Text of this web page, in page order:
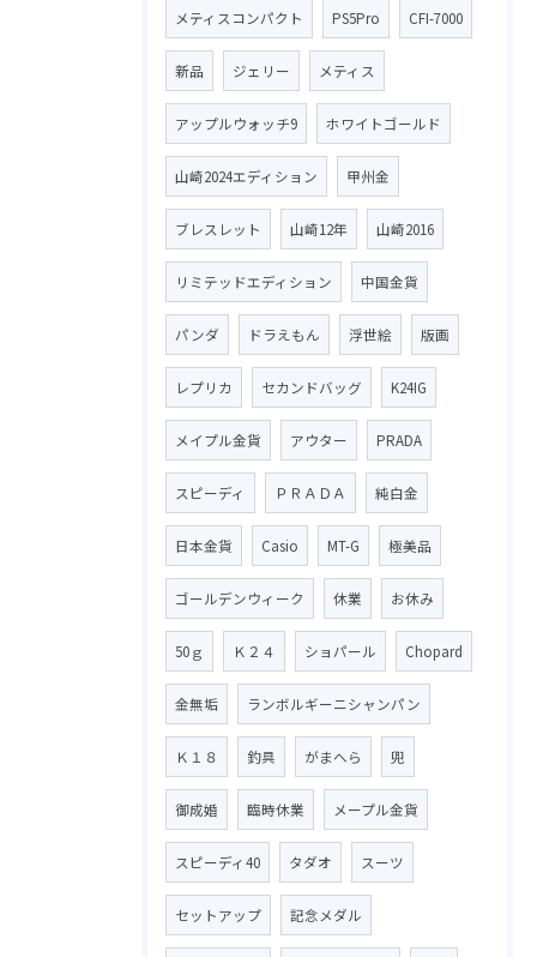
メティスコンパクト PS5Pro CFI-7000
新品 ジェリー メティス
アップルウォッチ9 ホワイトゴールド
山崎2024エディション 甲州金
ブレスレット 山崎12年 山崎2016
リミテッドエディション 中国金貨
パンダ ドラえもん 浮世絵 版画
レプリカ セカンドバッグ K24IG
メイプル金貨 アウター PRADA
スピーディ ＰＲＡＤＡ 純白金
日本金貨 Casio MT-G 極美品
ゴールデンウィーク 休業 お休み
50ｇ Ｋ２４ ショパール Chopard
金無垢 ランボルギーニシャンパン
Ｋ１８ 釣具 がまへら 兜
御成婚 臨時休業 メープル金貨
スピーディ40 タダオ スーツ
セットアップ 記念メダル